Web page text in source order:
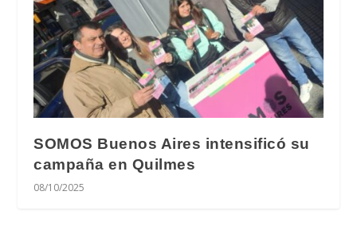
SOMOS Buenos Aires intensificó su
campaña en Quilmes
08/10/2025